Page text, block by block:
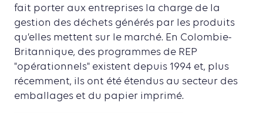
fait porter aux entreprises la charge de la
gestion des déchets générés par les produits
qu’elles mettent sur le marché. En Colombie-
Britannique, des programmes de REP
"opérationnels" existent depuis 1994 et, plus
récemment, ils ont été étendus au secteur des
emballages et du papier imprimé.